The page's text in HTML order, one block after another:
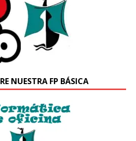
NUESTRA FP BÁSICA